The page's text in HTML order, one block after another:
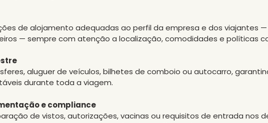
de alojamento adequadas ao perfil da empresa e dos viajantes
— sempre com atenção a localização, comodidades e políticas
aluguer de veículos, bilhetes de comboio ou autocarro,
durante toda a viagem.
e compliance
de vistos, autorizações, vacinas ou requisitos de entrada nos